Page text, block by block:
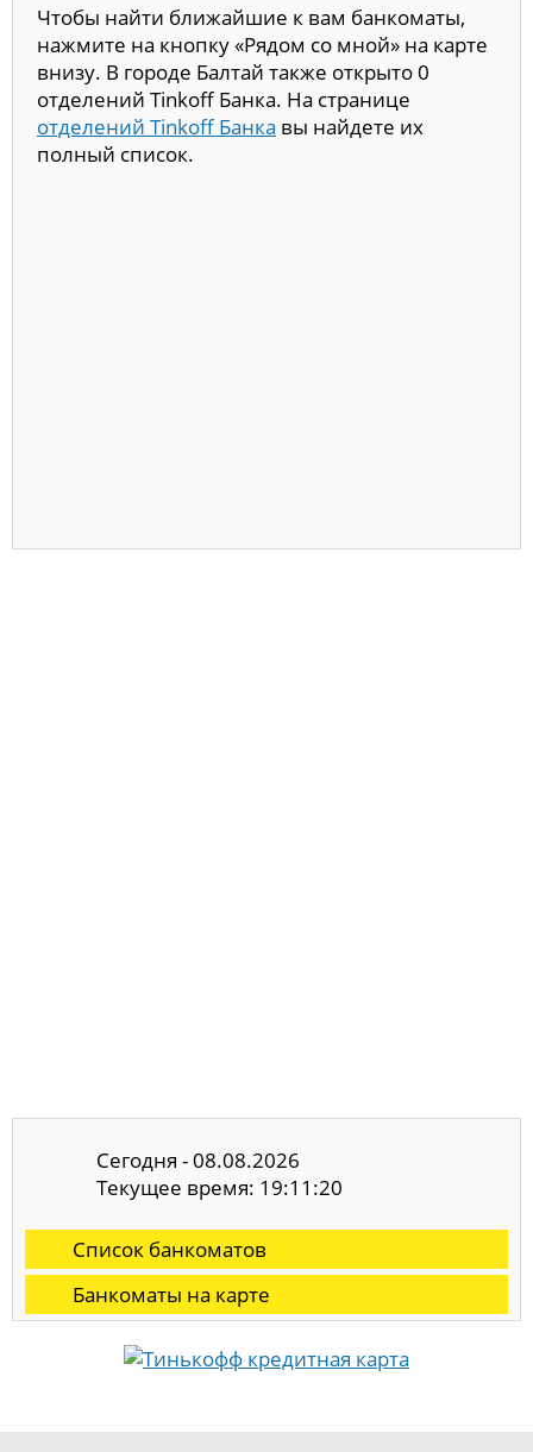
Чтобы найти ближайшие к вам банкоматы,
нажмите на кнопку «Рядом со мной» на карте
внизу. В городе Балтай также открыто 0
отделений Tinkoff Банка. На странице
отделений Tinkoff Банка вы найдете их
полный список.
Сегодня - 08.08.2026
Текущее время: 19:11:21
Список банкоматов
Банкоматы на карте